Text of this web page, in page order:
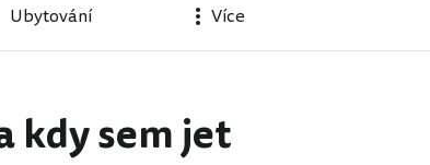
Ubytování Více
kdy sem jet